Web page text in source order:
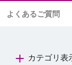
よくあるご質問
カテゴリ表